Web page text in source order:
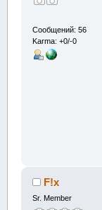
Сообщений: 56
Karma: +0/-0
F!x
Sr. Member